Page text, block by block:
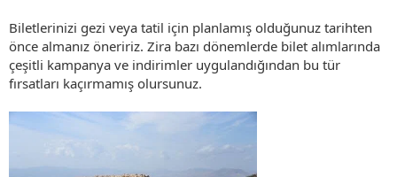
Biletlerinizi gezi veya tatil için planlamış olduğunuz tarihten
önce almanız öneririz. Zira bazı dönemlerde bilet alımlarında
çeşitli kampanya ve indirimler uygulandığından bu tür
fırsatları kaçırmamış olursunuz.